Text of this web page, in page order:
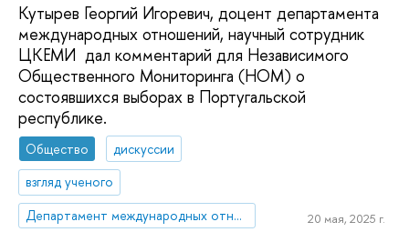
Кутырев Георгий Игоревич, доцент департамента
международных отношений, научный сотрудник
ЦКЕМИ дал комментарий для Независимого
Общественного Мониторинга (НОМ) о
состоявшихся выборах в Португальской
республике.
Общество
дискуссии
взгляд ученого
Департамент международных отношений
20 мая, 2025 г.